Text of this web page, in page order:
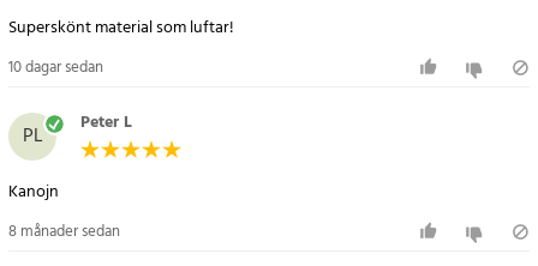
Superskönt material som luftar!
10 dagar sedan
PL Peter L
Kanojn
8 månader sedan